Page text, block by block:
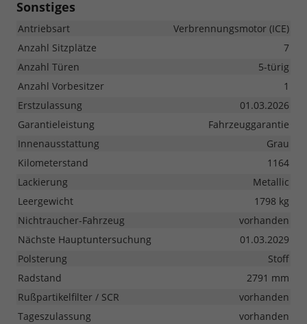
Sonstiges
Antriebsart
Verbrennungsmotor (ICE)
Anzahl Sitzplätze
7
Anzahl Türen
5-türig
Anzahl Vorbesitzer
1
Erstzulassung
01.03.2026
Garantieleistung
Fahrzeuggarantie
Innenausstattung
Grau
Kilometerstand
1164
Lackierung
Metallic
Leergewicht
1798 kg
Nichtraucher-Fahrzeug
vorhanden
Nächste Hauptuntersuchung
01.03.2029
Polsterung
Stoff
Radstand
2791 mm
Rußpartikelfilter / SCR
vorhanden
Tageszulassung
vorhanden